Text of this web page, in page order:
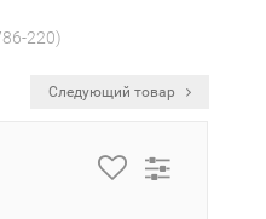
220)
Следующий товар